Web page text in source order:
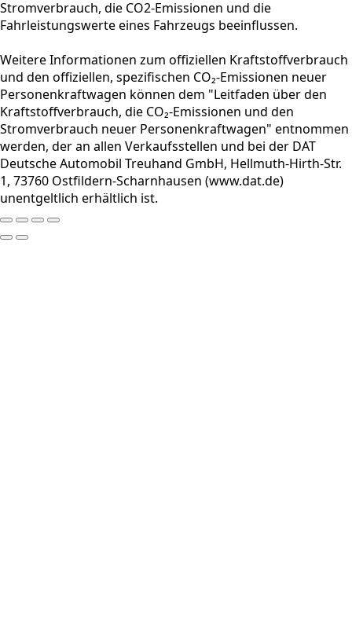
Stromverbrauch, die CO2-Emissionen und die
Fahrleistungswerte eines Fahrzeugs beeinflussen.
Weitere Informationen zum offiziellen Kraftstoffverbrauch
und den offiziellen, spezifischen CO₂-Emissionen neuer
Personenkraftwagen können dem "Leitfaden über den
Kraftstoffverbrauch, die CO₂-Emissionen und den
Stromverbrauch neuer Personenkraftwagen" entnommen
werden, der an allen Verkaufsstellen und bei der DAT
Deutsche Automobil Treuhand GmbH, Hellmuth-Hirth-Str.
1, 73760 Ostfildern-Scharnhausen (www.dat.de)
unentgeltlich erhältlich ist.